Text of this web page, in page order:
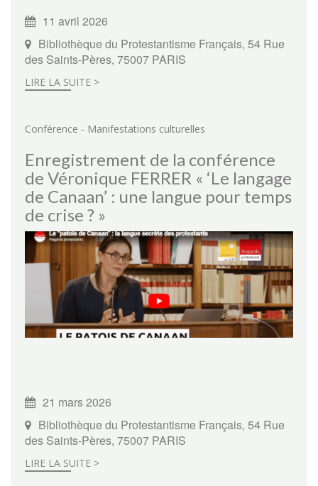
11 avril 2026
Bibliothèque du Protestantisme Français, 54 Rue
des Saints-Pères, 75007 PARIS
LIRE LA SUITE >
Conférence - Manifestations culturelles
Enregistrement de la conférence
de Véronique FERRER « ‘Le langage
de Canaan’ : une langue pour temps
de crise ? »
21 mars 2026
Bibliothèque du Protestantisme Français, 54 Rue
des Saints-Pères, 75007 PARIS
LIRE LA SUITE >